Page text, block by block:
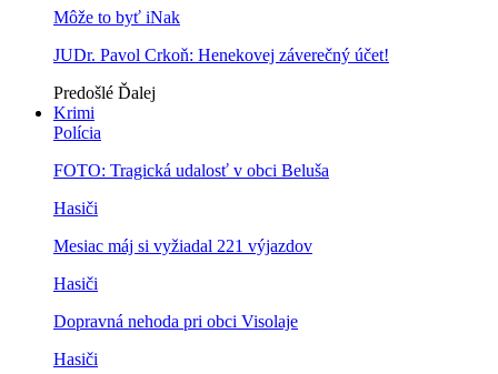
Môže to byť iNak
JUDr. Pavol Crkoň: Henekovej záverečný účet!
Predošlé Ďalej
Krimi
Polícia
FOTO: Tragická udalosť v obci Beluša
Hasiči
Mesiac máj si vyžiadal 221 výjazdov
Hasiči
Dopravná nehoda pri obci Visolaje
Hasiči